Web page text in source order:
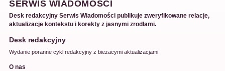
SERWIS WIADOMOŚCI
Desk redakcyjny Serwis Wiadomości publikuje zweryfikowane relacje,
aktualizacje kontekstu i korekty z jasnymi zrodlami.
Desk redakcyjny
Wydanie poranne cykl redakcyjny z biezacymi aktualizacjami.
O nas